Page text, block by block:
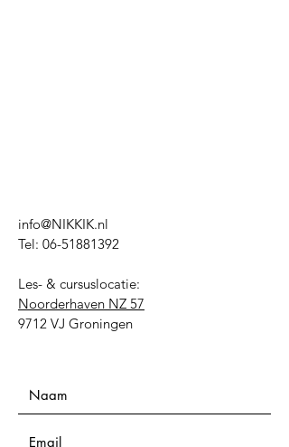
info@NIKKIK.nl
Tel: 06-51881392
Les- & cursuslocatie:
Noorderhaven NZ 57
9712 VJ Groningen